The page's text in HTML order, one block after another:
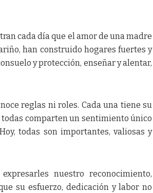
cada día que el amor de una madre
han construido hogares fuertes y
y protección, enseñar y alentar,
reglas ni roles. Cada una tiene su
comparten un sentimiento único
todas son importantes, valiosas y
nuestro reconocimiento,
su esfuerzo, dedicación y labor no